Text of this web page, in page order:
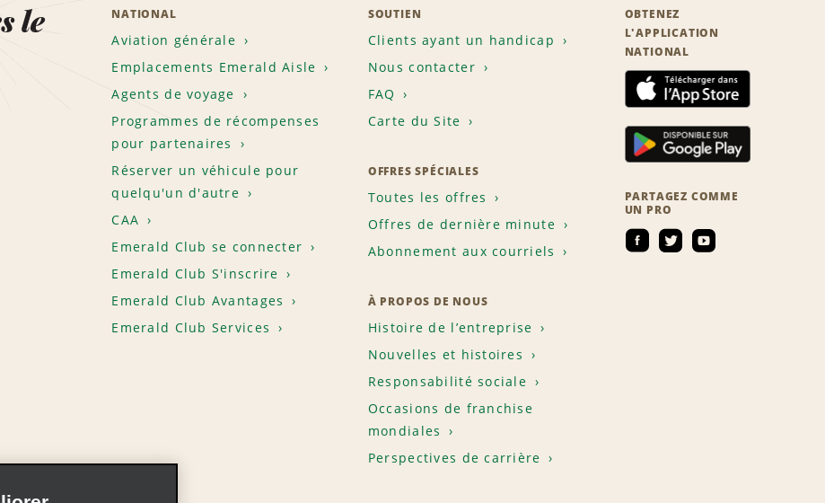
le
NATIONAL
Aviation générale
Emplacements Emerald Aisle
Agents de voyage
Programmes de récompenses
pour partenaires
Réserver un véhicule pour
quelqu'un d'autre
CAA
Emerald Club se connecter
Emerald Club S'inscrire
Emerald Club Avantages
Emerald Club Services
SOUTIEN
Clients ayant un handicap
Nous contacter
FAQ
Carte du Site
OFFRES SPÉCIALES
Toutes les offres
Offres de dernière minute
Abonnement aux courriels
À PROPOS DE NOUS
Histoire de l’entreprise
Nouvelles et histoires
Responsabilité sociale
Occasions de franchise
mondiales
Perspectives de carrière
OBTENEZ
L'APPLICATION
NATIONAL
PARTAGEZ COMME
UN PRO